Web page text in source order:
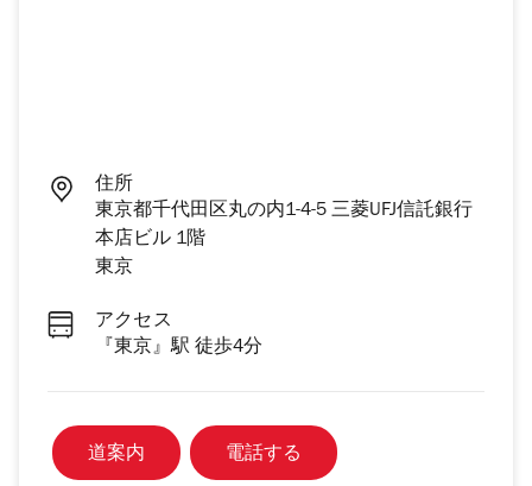
住所
東京都千代田区丸の内1-4-5 三菱UFJ信託銀行
本店ビル 1階
東京
アクセス
『東京』駅 徒歩4分
道案内 電話する